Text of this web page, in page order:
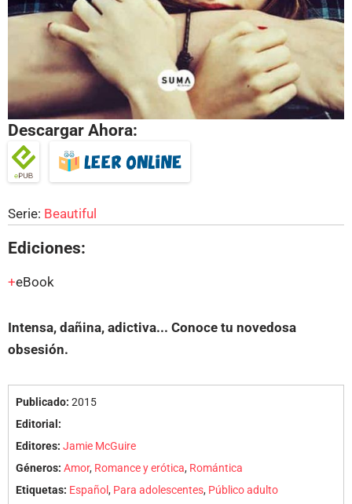
Descargar Ahora:
Serie: Beautiful
Ediciones:
eBook
Intensa, dañina, adictiva... Conoce tu novedosa
obsesión.
Publicado: 2015
Editorial:
Editores: Jamie McGuire
Géneros: Amor, Romance y erótica, Romántica
Etiquetas: Español, Para adolescentes, Público adulto